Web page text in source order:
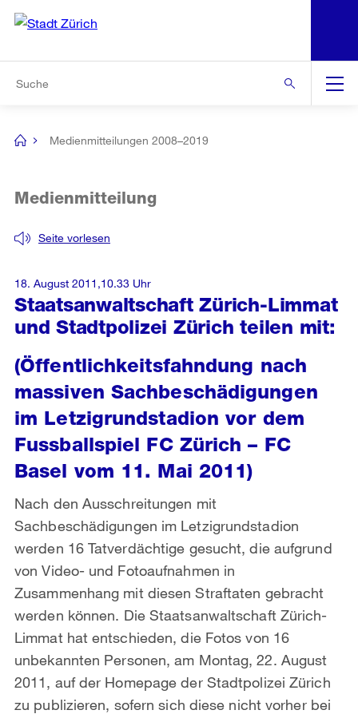
Navigation
[no
Medienmitteilungen 2008–2019
Staatsanwaltschaft Zürich-Limmat
und Stadtpolizei Zürich teilen mit:
Seite vorlesen
Medienmitteilung
(Öffentlichkeitsfahndung nach
massiven Sachbeschädigungen
im Letzigrundstadion vor dem
Fussballspiel FC Zürich – FC
Basel vom 11. Mai 2011)
Nach den Ausschreitungen mit
Sachbeschädigungen im Letzigrundstadion
werden 16 Tatverdächtige gesucht, die aufgrund
von Video- und Fotoaufnahmen in
Zusammenhang mit diesen Straftaten gebracht
werden können. Die Staatsanwaltschaft Zürich-
Limmat hat entschieden, die Fotos von 16
unbekannten Personen, am Montag, 22. August
2011, auf der Homepage der Stadtpolizei Zürich
zu publizieren, sofern sich diese nicht vorher bei
18. August 2011,10.33 Uhr